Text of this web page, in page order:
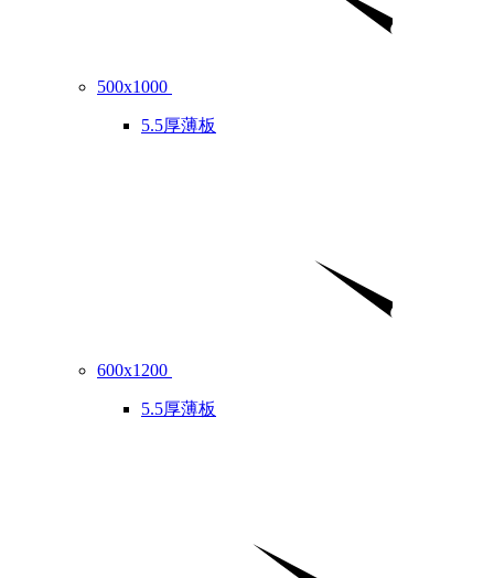
500x1000
5.5厚薄板
600x1200
5.5厚薄板